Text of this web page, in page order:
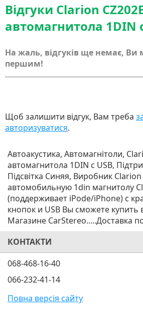
Відгуки Clarion
автомагнитола 1DIN
На жаль, відгуків ще немає, Ви
першим!
Щоб залишити відгук, Вам треба
авторизуватися.
Автоакустика, Автомагнітоли,
автомагнитола 1DIN с USB,
Підсвітка Синяя, Виробник
автомобильную 1din магнитолу
(поддерживает iPode/iPhone) с
кнопок и USB Вы сможете купить
Магазине CarStereo.....Доставка
КОНТАКТИ
068-468-16-40
066-232-41-14
Повна версія сайту